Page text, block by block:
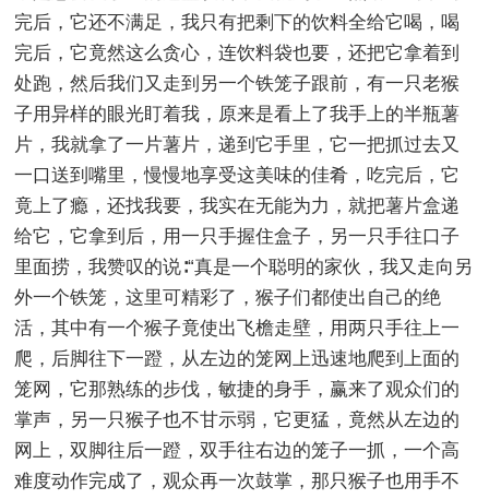
完后，它还不满足，我只有把剩下的饮料全给它喝，喝
完后，它竟然这么贪心，连饮料袋也要，还把它拿着到
处跑，然后我们又走到另一个铁笼子跟前，有一只老猴
子用异样的眼光盯着我，原来是看上了我手上的半瓶薯
片，我就拿了一片薯片，递到它手里，它一把抓过去又
一口送到嘴里，慢慢地享受这美味的佳肴，吃完后，它
竟上了瘾，还找我要，我实在无能为力，就把薯片盒递
给它，它拿到后，用一只手握住盒子，另一只手往口子
里面捞，我赞叹的说∶“真是一个聪明的家伙，我又走向另
外一个铁笼，这里可精彩了，猴子们都使出自己的绝
活，其中有一个猴子竟使出飞檐走壁，用两只手往上一
爬，后脚往下一蹬，从左边的笼网上迅速地爬到上面的
笼网，它那熟练的步伐，敏捷的身手，赢来了观众们的
掌声，另一只猴子也不甘示弱，它更猛，竟然从左边的
网上，双脚往后一蹬，双手往右边的笼子一抓，一个高
难度动作完成了，观众再一次鼓掌，那只猴子也用手不